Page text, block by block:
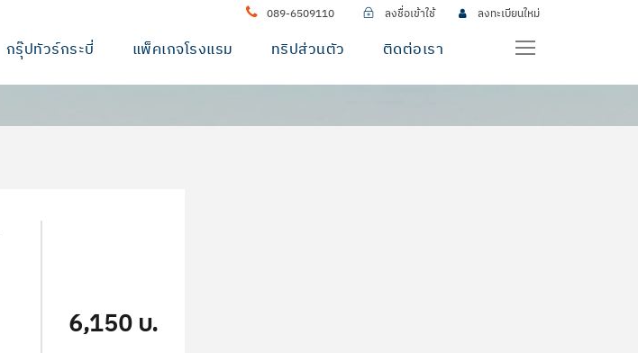
089-6509110 ลงชื่อเข้าใช้ ลงทะเบียนใหม่
กรุ๊ปทัวร์กระบี่ แพ็คเกจโรงแรม ทริปส่วนตัว ติดต่อเรา
6,150 บ.